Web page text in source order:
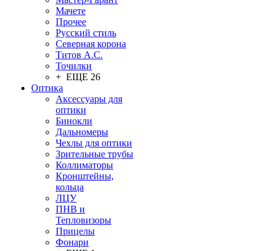
Мачете
Прочее
Русский стиль
Северная корона
Титов А.С.
Точилки
+ ЕЩЕ 26
Оптика
Аксессуары для
оптики
Бинокли
Дальномеры
Чехлы для оптики
Зрительные трубы
Коллиматоры
Кронштейны,
кольца
ЛЦУ
ПНВ и
Тепловизоры
Прицелы
Фонари